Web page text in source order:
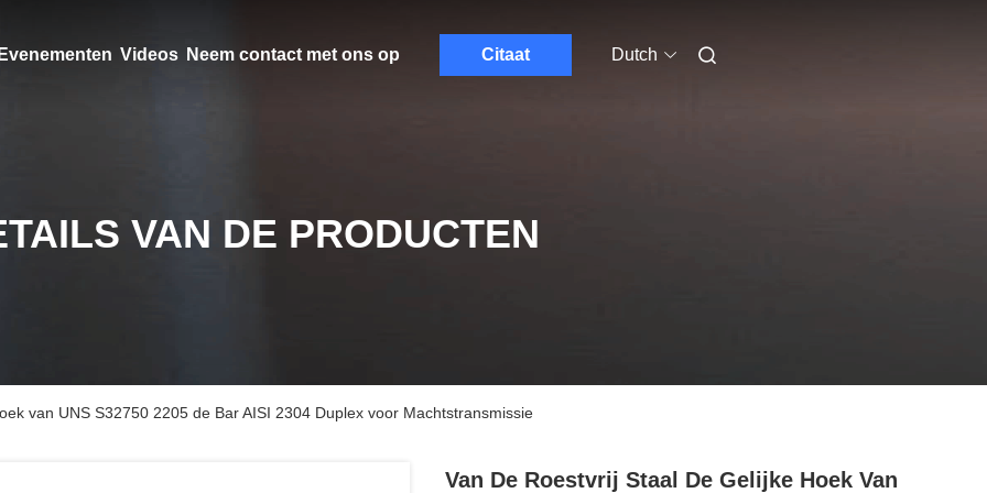
Videos Neem contact met ons op Citaat Dutch
VAN DE PRODUCTEN
van UNS S32750 2205 de Bar AISI 2304 Duplex voor Machtstransmissie
Van De Roestvrij Staal De Gelijke Hoek Van